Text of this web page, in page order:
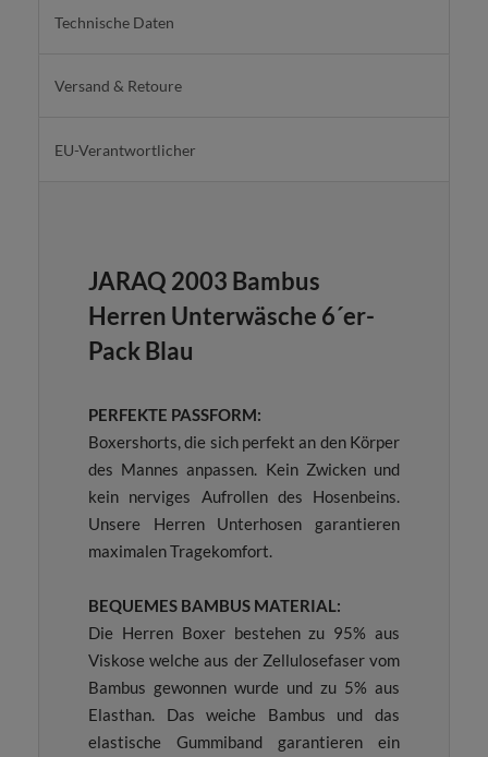
Technische Daten
Versand & Retoure
EU-Verantwortlicher
JARAQ 2003 Bambus
Herren Unterwäsche 6´er-
Pack Blau
PERFEKTE PASSFORM:
Boxershorts, die sich perfekt an den Körper
des Mannes anpassen. Kein Zwicken und
kein nerviges Aufrollen des Hosenbeins.
Unsere Herren Unterhosen garantieren
maximalen Tragekomfort.
BEQUEMES BAMBUS MATERIAL:
Die Herren Boxer bestehen zu 95% aus
Viskose welche aus der Zellulosefaser vom
Bambus gewonnen wurde und zu 5% aus
Elasthan. Das weiche Bambus und das
elastische Gummiband garantieren ein